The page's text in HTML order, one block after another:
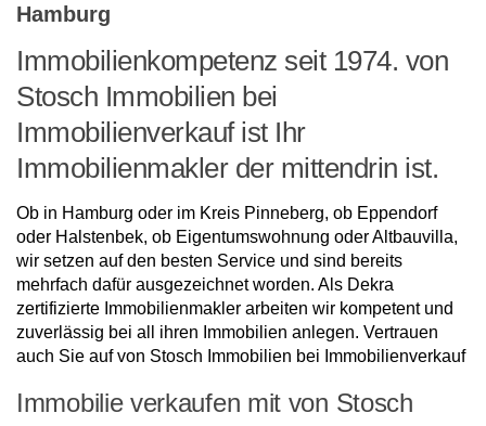
Hamburg
Immobilienkompetenz seit 1974. von
Stosch Immobilien bei
Immobilienverkauf ist Ihr
Immobilienmakler der mittendrin ist.
Ob in Hamburg oder im Kreis Pinneberg, ob Eppendorf
oder Halstenbek, ob Eigentumswohnung oder Altbauvilla,
wir setzen auf den besten Service und sind bereits
mehrfach dafür ausgezeichnet worden. Als Dekra
zertifizierte Immobilienmakler arbeiten wir kompetent und
zuverlässig bei all ihren Immobilien anlegen. Vertrauen
auch Sie auf von Stosch Immobilien bei Immobilienverkauf
Immobilie verkaufen mit von Stosch